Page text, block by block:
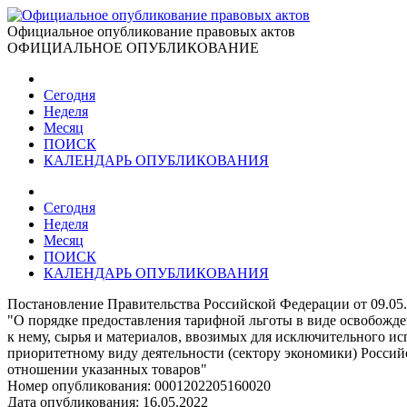
Официальное опубликование правовых актов
ОФИЦИАЛЬНОЕ ОПУБЛИКОВАНИЕ
Сегодня
Неделя
Месяц
ПОИСК
КАЛЕНДАРЬ ОПУБЛИКОВАНИЯ
Сегодня
Неделя
Месяц
ПОИСК
КАЛЕНДАРЬ ОПУБЛИКОВАНИЯ
Постановление Правительства Российской Федерации от
"О порядке предоставления тарифной льготы в виде
к нему, сырья и материалов, ввозимых для исключительного
приоритетному виду деятельности (сектору экономики)
отношении указанных товаров"
Номер опубликования: 0001202205160020
Дата опубликования: 16.05.2022